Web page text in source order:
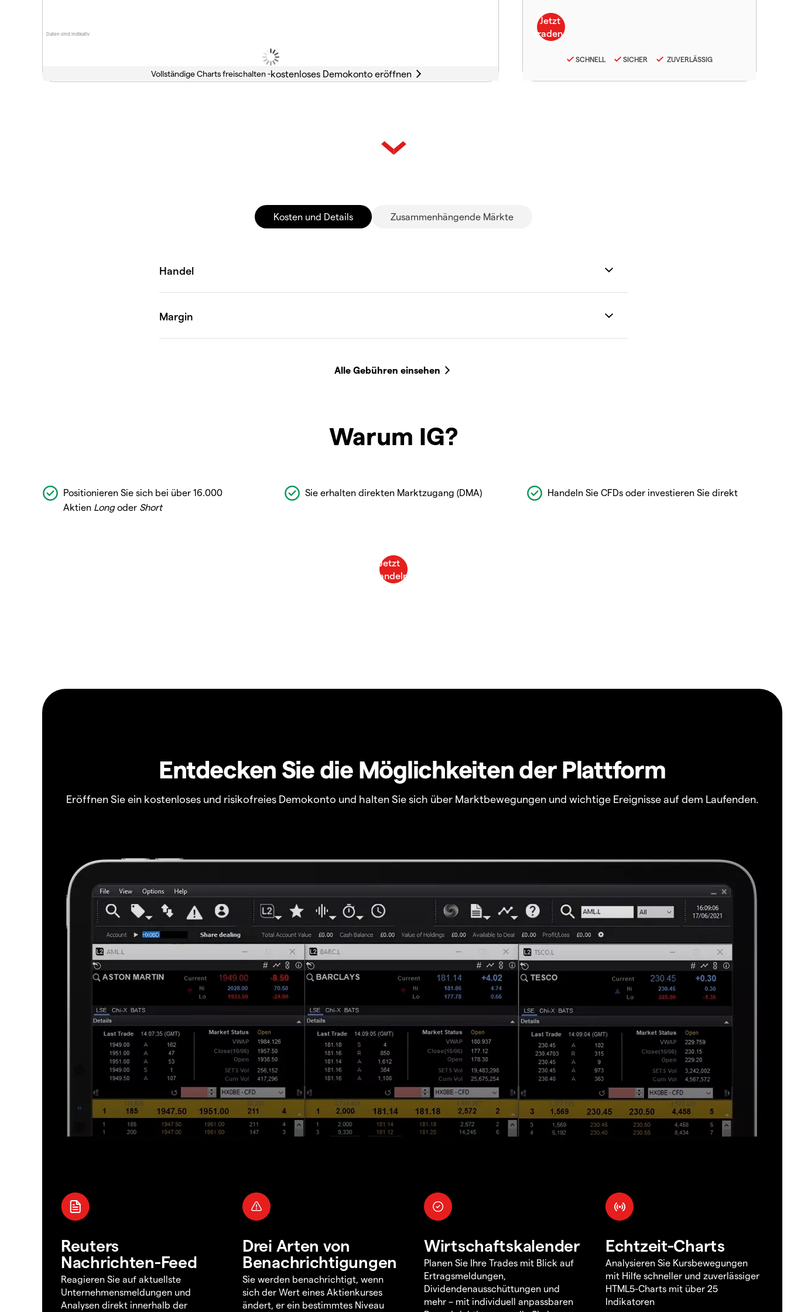
Daten sind indikativ
Vollständige Charts freischalten -
SCHNELL SICHER ZUVERLÄSSIG
Kosten und Details Zusammenhängende Märkte
Warum IG?
Positionieren Sie sich bei über 16.000
Aktien Longoder Short
Sie erhalten direkten Marktzugang (DMA) Handeln Sie CFDs oder investieren Sie direkt
Entdecken Sie die Möglichkeiten der Plattform
Eröffnen Sie ein kostenloses und risikofreies Demokonto und halten Sie sich über Marktbewegungen und wichtige Ereignisse auf dem Laufenden.
Reuters
Nachrichten-Feed
Reagieren Sie auf aktuellste
Unternehmensmeldungen und
Analysen direkt innerhalb der
Drei Arten von
Benachrichtigungen
Sie werden benachrichtigt, wenn
sich der Wert eines Aktienkurses
ändert, er ein bestimmtes Niveau
Wirtschaftskalender
Planen Sie Ihre Trades mit Blick auf
Ertragsmeldungen,
Dividendenausschüttungen und
mehr – mit individuell anpassbaren
Echtzeit-Charts
Analysieren Sie Kursbewegungen
mit Hilfe schneller und zuverlässiger
HTML5-Charts mit über 25
Indikatoren